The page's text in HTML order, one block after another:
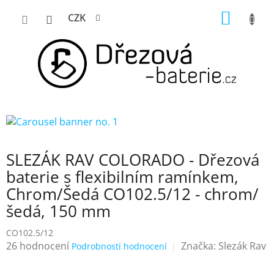
CZK
SLEZÁK RAV COLORADO - Dřezová
baterie s flexibilním ramínkem,
Chrom/Šedá CO102.5/12 - chrom/
šedá, 150 mm
CO102.5/12
Průměrné
26 hodnocení Podrobnosti hodnocení Značka: Slezák Rav